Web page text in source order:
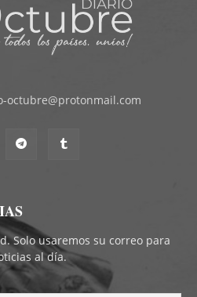
octubre@protonmail.com
Solo usaremos su correo para
al día.